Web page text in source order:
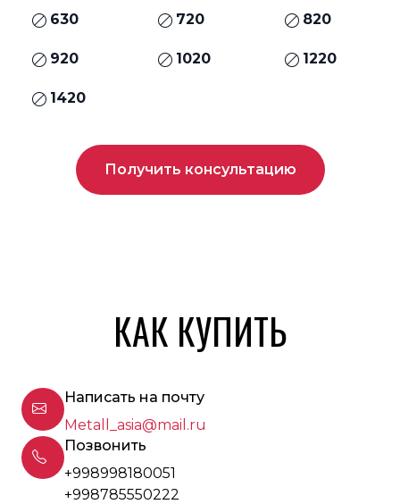
630 720 820
920 1020 1220
1420
Получить консультацию
КАК КУПИТЬ
Написать на почту
Metall_asia@mail.ru
Позвонить
+998998180051
+998785550222